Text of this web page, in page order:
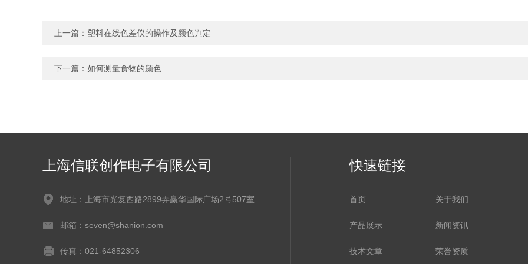
上一篇： 塑料在线色差仪的操作及颜色判定
下一篇： 如何测量食物的颜色
上海信联创作电子有限公司
地址：上海市光复西路2899弄赢华国际广场2号507室
邮箱：seven@shanion.com
传真：021-64852306
快速链接
首页 关于我们
产品展示 新闻资讯
技术文章 荣誉资质